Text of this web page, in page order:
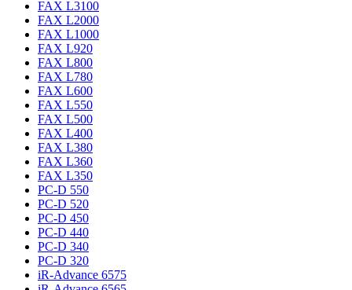
FAX L3100
FAX L2000
FAX L1000
FAX L920
FAX L800
FAX L780
FAX L600
FAX L550
FAX L500
FAX L400
FAX L380
FAX L360
FAX L350
PC-D 550
PC-D 520
PC-D 450
PC-D 440
PC-D 340
PC-D 320
iR-Advance 6575